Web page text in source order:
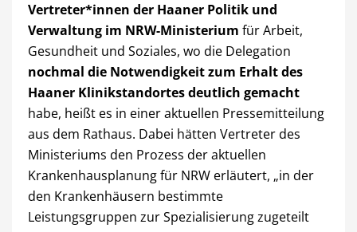
Vertreter*innen der Haaner Politik und
Verwaltung im NRW-Ministerium für Arbeit,
Gesundheit und Soziales, wo die Delegation
nochmal die Notwendigkeit zum Erhalt des
Haaner Klinikstandortes deutlich gemacht
habe, heißt es in einer aktuellen Pressemitteilung
aus dem Rathaus. Dabei hätten Vertreter des
Ministeriums den Prozess der aktuellen
Krankenhausplanung für NRW erläutert, „in der
den Krankenhäusern bestimmte
Leistungsgruppen zur Spezialisierung zugeteilt